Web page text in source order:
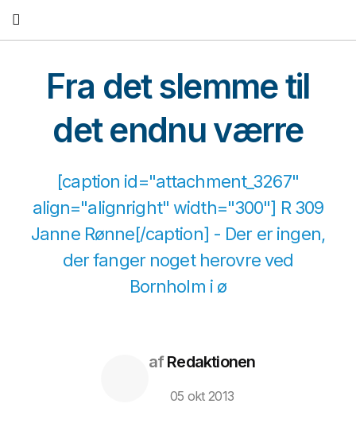
Fra det slemme til
det endnu værre
[caption id="attachment_3267"
align="alignright" width="300"] R 309
Janne Rønne[/caption] - Der er ingen,
der fanger noget herovre ved
Bornholm i ø
afRedaktionen
05 okt 2013